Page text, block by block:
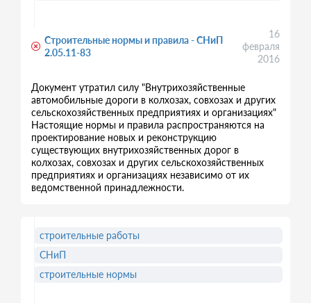
Строительные нормы и правила - СНиП
2.05.11-83
16
февраля
2016
Документ утратил силу "Внутрихозяйственные
автомобильные дороги в колхозах, совхозах и других
сельскохозяйственных предприятиях и организациях"
Настоящие нормы и правила распространяются на
проектирование новых и реконструкцию
существующих внутрихозяйственных дорог в
колхозах, совхозах и других сельскохозяйственных
предприятиях и организациях независимо от их
ведомственной принадлежности.
строительные работы
СНиП
строительные нормы